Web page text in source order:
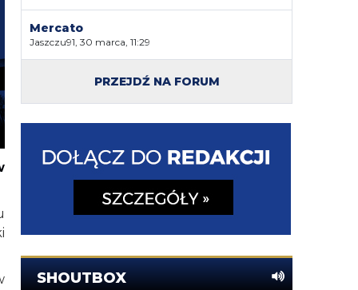
Mercato
Jaszczu91, 30 marca, 11:29
PRZEJDŹ NA FORUM
SHOUTBOX